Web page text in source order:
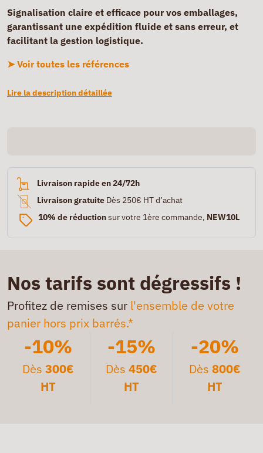
Signalisation claire et efficace pour vos emballages,
garantissant une expédition fluide et sans erreur, et
facilitant la gestion logistique.
➤ Voir toutes les références
Lire la description détaillée
Livraison rapide en 24/72h
Livraison gratuite Dès 250€ HT d’achat
10% de réductionsur votre 1ère commande, NEW10L
Nos tarifs sont dégressifs !
Profitez de remises sur l'ensemble de votre
panier hors prix barrés.*
-10%
Dès300€
HT
-15%
Dès 450€
HT
-20%
Dès 800€
HT